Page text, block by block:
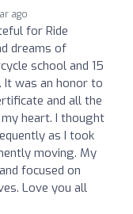
ago
for Ride
dreams of
school and 15
It was an honor to
and all the
heart. I thought
as I took
moving. My
focused on
Love you all